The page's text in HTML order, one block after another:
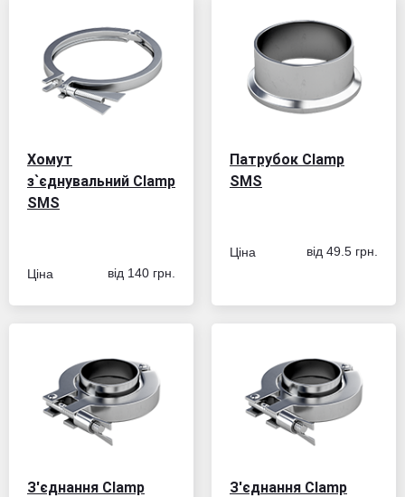
Хомут
з`єднувальний Clamp
SMS
Ціна від 140 грн.
Патрубок Сlamp
SMS
Ціна від 49.5 грн.
З'єднання Clamp
З'єднання Clamp